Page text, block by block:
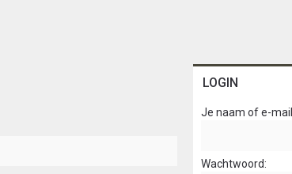
LOGIN
Je naam of e-
Wachtwoord